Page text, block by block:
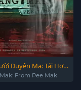
Duyên Ma: Tái Hợp
Mak: From Pee Mak
From Pee Mak